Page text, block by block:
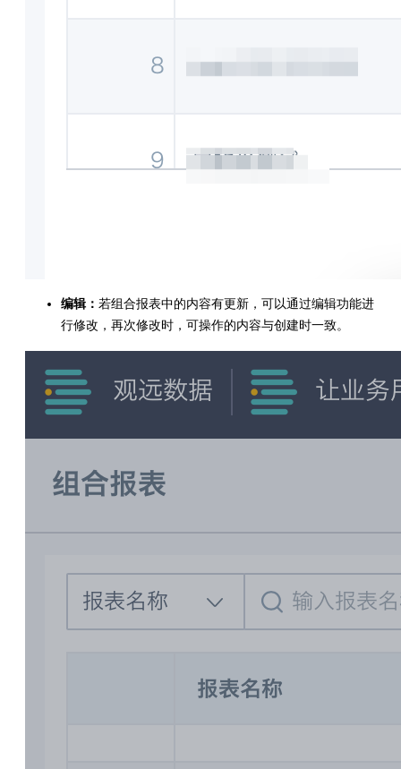
编辑： 若组合报表中的内容有更新，可以通过编辑功能进
行修改，再次修改时，可操作的内容与创建时一致。